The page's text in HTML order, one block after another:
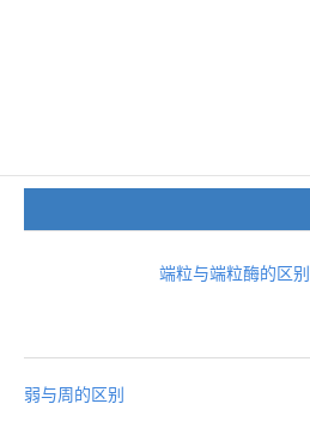
端粒与端粒酶的区别
弱与周的区别